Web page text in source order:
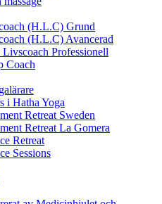
(H.L.C) Grund
(H.L.C) Avancerad
Professionell
Coach
i Hatha Yoga
Retreat Sweden
Retreat La Gomera
Retreat
Sessions